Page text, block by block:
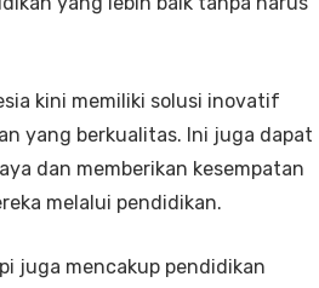
kini memiliki solusi inovatif
yang berkualitas. Ini juga dapat
dan memberikan kesempatan
melalui pendidikan.
juga mencakup pendidikan